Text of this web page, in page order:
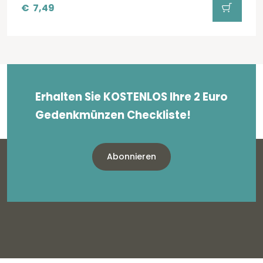
€ 7,49
Erhalten Sie KOSTENLOS Ihre 2 Euro
Gedenkmünzen Checkliste!
Abonnieren